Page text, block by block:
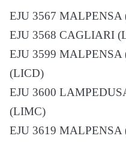
EJU 3567
EJU 3568 CAGLIARI
EJU 3599
(LICD)
EJU 3600
(LIMC)
EJU 3619